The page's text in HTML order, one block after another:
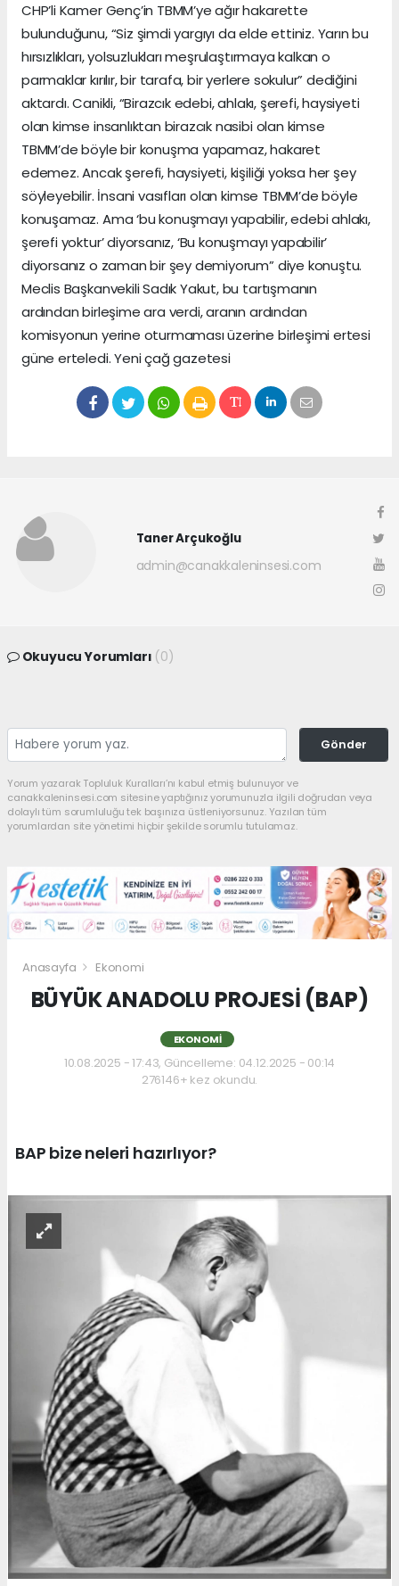
CHP’li Kamer Genç’in TBMM’ye ağır hakarette
bulunduğunu, “Siz şimdi yargıyı da elde ettiniz. Yarın bu
hırsızlıkları, yolsuzlukları meşrulaştırmaya kalkan o
parmaklar kırılır, bir tarafa, bir yerlere sokulur” dediğini
aktardı. Canikli, “Birazcık edebi, ahlakı, şerefi, haysiyeti
olan kimse insanlıktan birazcık nasibi olan kimse
TBMM’de böyle bir konuşma yapamaz, hakaret
edemez. Ancak şerefi, haysiyeti, kişiliği yoksa her şey
söyleyebilir. İnsani vasıfları olan kimse TBMM’de böyle
konuşamaz. Ama ‘bu konuşmayı yapabilir, edebi ahlakı,
şerefi yoktur’ diyorsanız, ‘Bu konuşmayı yapabilir’
diyorsanız o zaman bir şey demiyorum” diye konuştu.
Meclis Başkanvekili Sadık Yakut, bu tartışmanın
ardından birleşime ara verdi, aranın ardından
komisyonun yerine oturmaması üzerine birleşimi ertesi
güne erteledi. Yeni çağ gazetesi
Taner Arçukoğlu
admin@canakkaleninsesi.com
Okuyucu Yorumları (0)
Gönder
Yorum yazarak Topluluk Kuralları’nı kabul etmiş bulunuyor ve
canakkaleninsesi.com sitesine yaptığınız yorumunuzla ilgili doğrudan veya
dolaylı tüm sorumluluğu tek başınıza üstleniyorsunuz. Yazılan tüm
yorumlardan site yönetimi hiçbir şekilde sorumlu tutulamaz.
Anasayfa Ekonomi
BÜYÜK ANADOLU PROJESİ (BAP)
EKONOMI
10.08.2025 - 17:43, Güncelleme: 04.12.2025 - 00:14
276146+ kez okundu.
BAP bize neleri hazırlıyor?